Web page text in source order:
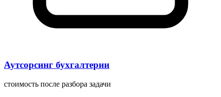
Аутсорсинг бухгалтерии
стоимость после разбора задачи